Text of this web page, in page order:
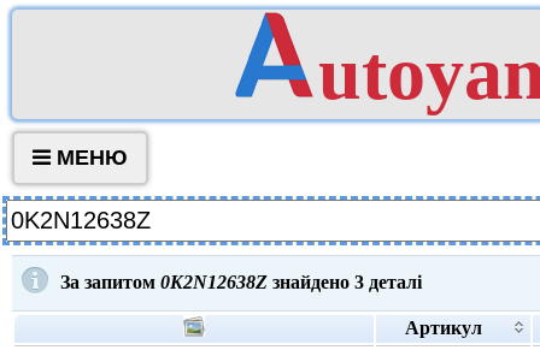
МЕНЮ
За запитом 0K2N12638Z знайдено 3 деталі
Артикул